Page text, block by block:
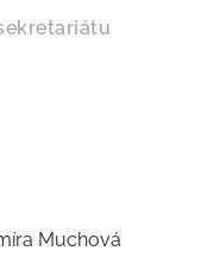
Muchová